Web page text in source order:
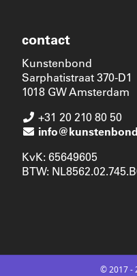
contact
Kunstenbond
Sarphatistraat 370-D1
1018 GW Amsterdam
+31 20 210 80 50
KvK: 65649605
BTW:
© 2017 -